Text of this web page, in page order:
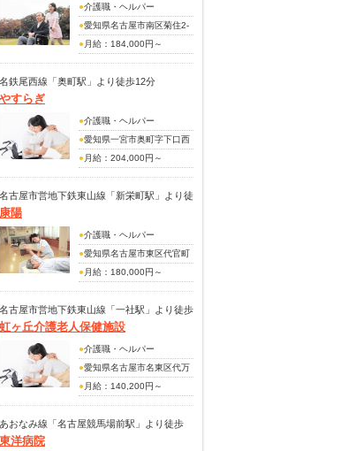
●介護職・ヘルパー
●愛知県名古屋市南区菊住2-
4-12
● 月給：184,000円～
230,000円
※住宅手当・休日手当2回分
（手当内訳）
月給：168,000円～213,000
円
（上記月給に含まれる手当内
日勤（土日）手当 3,000円
職能手当 20,000円～
30,000円
処遇改善手当 5,000円～
5,000円
（その他手当）
住宅手当15,000円
日勤手当：
（土曜・日曜各2回出勤で算
出）
土曜＠500円 日曜＠1,000円
名鉄尾西線「奥町駅」より徒歩12分
やすらぎ
●介護職・ヘルパー
●愛知県一宮市奥町字下口西
74番地の1
● 月給：204,000円～
222,000円
処遇改善手当
交通費
名古屋市営地下鉄東山線「新栄町駅」より徒
歩12分
康陽
●介護職・ヘルパー
●愛知県名古屋市東区代官町
3番2号
● 月給：180,000円～
219,500円
（手当内訳）
勤務手当：10,000円～
15,000円
資格手当：5,000円～5,000
円
処遇改善：15,000円～
（別途手当）
名古屋市営地下鉄東山線「一社駅」より徒歩
17分
虹ヶ丘介護老人保健施設
●介護職・ヘルパー
●愛知県名古屋市名東区代万
町3-11－2
● 月給：140,200円～
191,100円
（別途手当）
あおなみ線「名古屋競馬場前駅」より徒歩
10分
東洋病院